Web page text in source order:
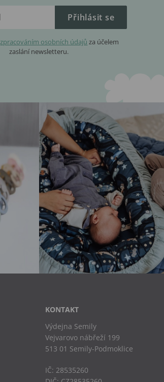
Přihlásit se
zpracováním osobních údajů za účelem
zaslání newsletteru.
KONTAKT
Výdejna Semily
Vejvarovo nábřeží 199
513 01 Semily-Podmoklice
IČ: 28535260